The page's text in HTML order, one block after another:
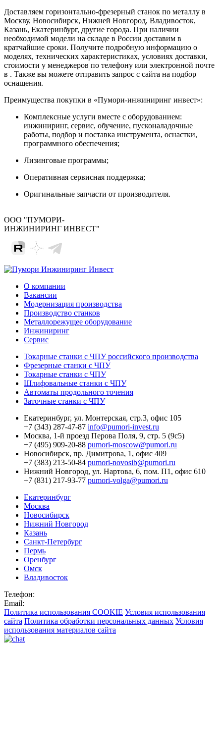
Доставляем горизонтально-фрезерный станок по металлу в
Москву, Новосибирск, Нижней Новгород, Владивосток,
Казань, Екатеринбург, другие города. При наличии
необходимой модели на складе в России доставим в
кратчайшие сроки. Получите подробную информацию о
моделях, технических характеристиках, условиях доставки,
стоимости у менеджеров по телефону или электронной почте
в . Также вы можете отправить запрос с сайта на подбор
оснащения.
Преимущества покупки в «Пумори-инжиниринг инвест»:
Комплексные услуги вместе с оборудованием:
инжиниринг, сервис, обучение, пусконаладочные
работы, подбор и поставка инструмента, оснастки,
программного обеспечения;
Лизинговые программы;
Оперативная сервисная поддержка;
Оригинальные запчасти от производителя.
ООО "ПУМОРИ-
ИНЖИНИРИНГ ИНВЕСТ"
О компании
Вакансии
Модернизация производства
Производство станков
Металлорежущее оборудование
Инжиниринг
Сервис
Токарные станки с ЧПУ российского производства
Фрезерные станки с ЧПУ
Токарные станки с ЧПУ
Шлифовальные станки с ЧПУ
Автоматы продольного точения
Заточные станки с ЧПУ
Екатеринбург, ул. Монтерская, стр.3, офис 105
+7 (343) 287-47-87 info@pumori-invest.ru
Москва, 1-й проезд Перова Поля, 9, стр. 5 (9с5)
+7 (495) 909-20-88 pumori-moscow@pumori.ru
Новосибирск, пр. Димитрова, 1, офис 409
+7 (383) 213-50-84 pumori-novosib@pumori.ru
Нижний Новгород, ул. Нартова, 6, пом. П1, офис 610
+7 (831) 217-93-77 pumori-volga@pumori.ru
Екатеринбург
Москва
Новосибирск
Нижний Новгород
Казань
Санкт-Петербург
Пермь
Оренбург
Омск
Владивосток
Телефон:
Email:
Политика использования COOKIE Условия использования
сайта Политика обработки персональных данных Условия
использования материалов сайта